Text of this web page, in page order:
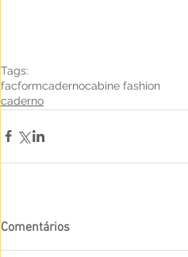
Tags:
facformcadernocabine fashion
caderno
Comentários